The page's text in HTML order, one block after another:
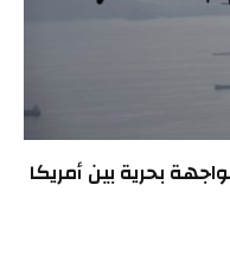
بحرية بين أمريكا